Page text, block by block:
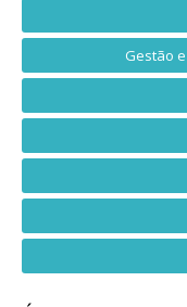
Gestão